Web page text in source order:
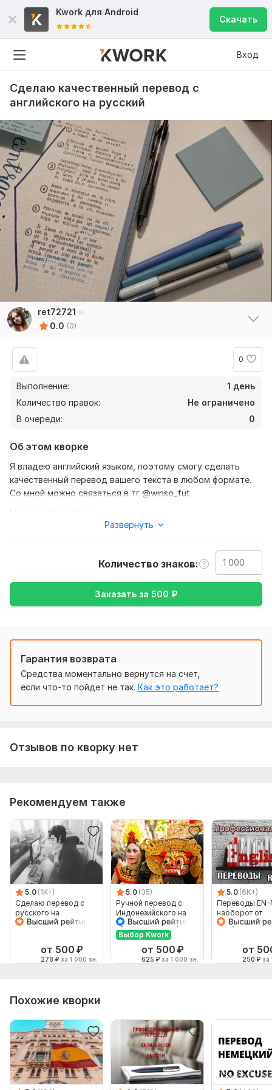
Kwork для Android
Скачать
Вход
Сделаю качественный перевод с
английского на русский
ret72721
0.0 (0)
0
Выполнение:
1 день
Количество правок:
Не ограничено
В очереди:
0
Об этом кворке
Я владею английский языком, поэтому смогу сделать
качественный перевод вашего текста в любом формате.
Со мной можно связаться в тг @winso_fut
Ожидаю от вас текст, желательно в формате, так же
Культура и искусство,Отдых
и развлечения,
Работа, карьера, Семья, дети
Объем услуги в кворке:
Развернуть
Количество знаков
Заказать за 500 ₽
Гарантия возврата
Средства моментально вернутся на счет,
если что-то пойдет не так. Как это работает?
Отзывов по кворку нет
Рекомендуем также
5.0 (1K+)
Сделаю перевод с
русского на
английский и
от 500 ₽
278 ₽ за 1 000 зн.
5.0 (35)
Ручной перевод с
Индонезийского на
Русский и наоборот
Выбор Kwork
от 500 ₽
625 ₽ за 1 000 зн.
5.0 (6K+)
Переводы EN-
наоборот от
от
250 ₽ за
Похожие кворки